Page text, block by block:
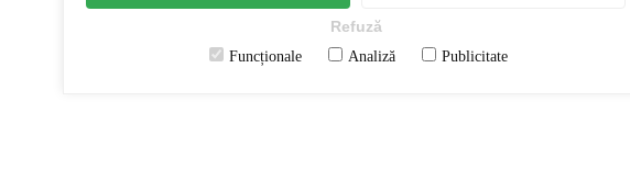
Refuză
Funcționale Analiză Publicitate